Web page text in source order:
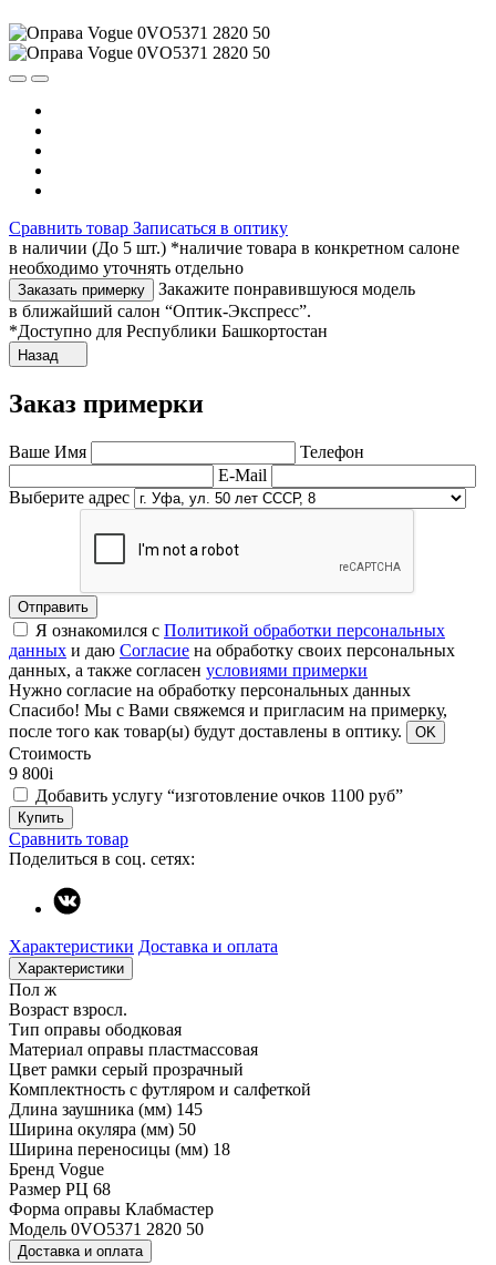
Сравнить товар Записаться в оптику
в наличии (До 5 шт.) *наличие товара в конкретном салоне
необходимо уточнять отдельно
Заказать примерку
Закажите понравившуюся модель
в ближайший салон “Оптик-Экспресс”.
*Доступно для Республики Башкортостан
Назад
Заказ примерки
Ваше Имя
Телефон
E-Mail
Выберите адрес
Отправить
Я ознакомился с Политикой обработки персональных
данных и даю Согласие на обработку своих персональных
данных, а также согласен условиями примерки
Нужно согласие на обработку персональных данных
Спасибо! Мы с Вами свяжемся и пригласим на примерку,
после того как товар(ы) будут доставлены в оптику.
OK
Стоимость
9 800i
Добавить услугу “изготовление очков 1100 руб”
Купить
Сравнить товар
Поделиться в соц. сетях:
Характеристики Доставка и оплата
Характеристики
Пол ж
Возраст взросл.
Тип оправы ободковая
Материал оправы пластмассовая
Цвет рамки серый прозрачный
Комплектность с футляром и салфеткой
Длина заушника (мм) 145
Ширина окуляра (мм) 50
Ширина переносицы (мм) 18
Бренд Vogue
Размер РЦ 68
Форма оправы Клабмастер
Модель 0VO5371 2820 50
Доставка и оплата